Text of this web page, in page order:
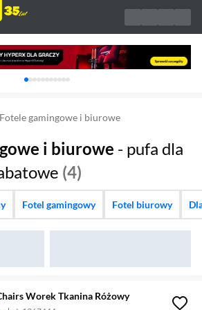
Karuzela z banerami, aktualny element 1 z
Fotele gamingowe i biurowe
i biurowe - pufa dla
(4)
Fotel gamingowy Fotel biurowy
Worek Tkanina Różowy